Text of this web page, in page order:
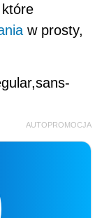
w prosty,
AUTOPROMOCJA